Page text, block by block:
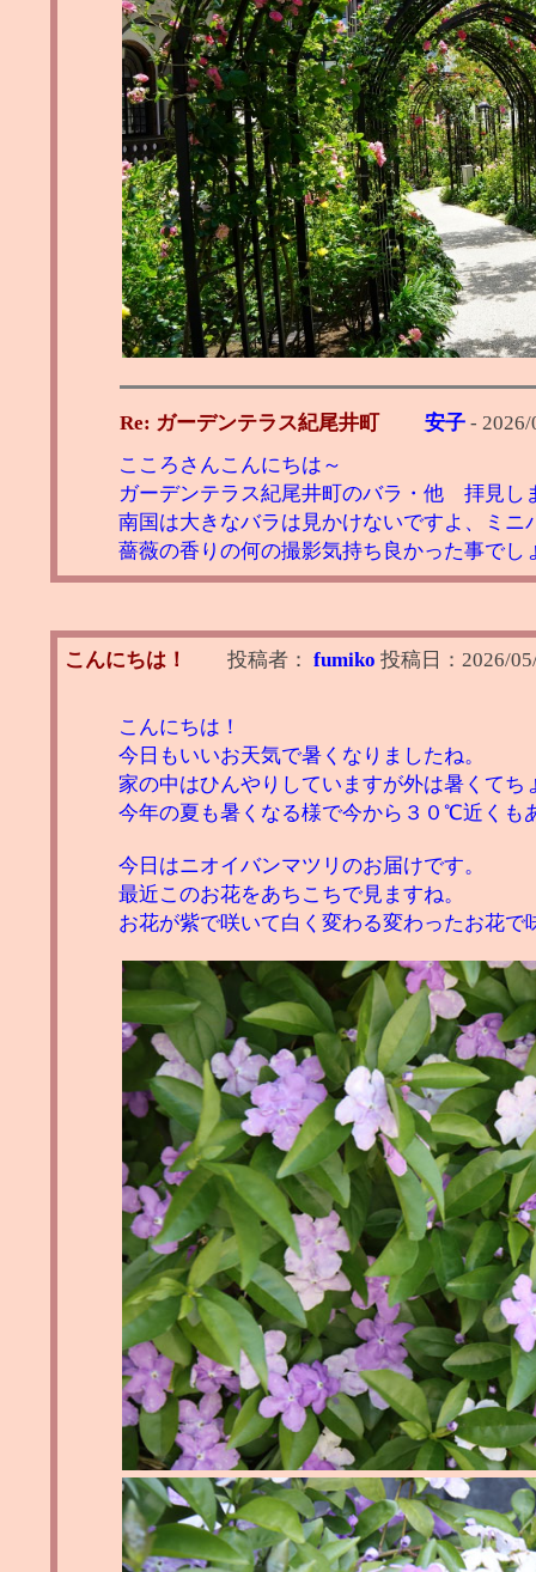
Re: ガーデンテラス紀尾井町 安子 -
こころさんこんにちは～
ガーデンテラス紀尾井町のバラ・他 拝見し
南国は大きなバラは見かけないですよ、ミニ
薔薇の香りの何の撮影気持ち良かった事でし
こんにちは！ 投稿者： fumiko 投稿日： 2026/
こんにちは！
今日もいいお天気で暑くなりましたね。
家の中はひんやりしていますが外は暑くて
今年の夏も暑くなる様で今から３０℃近くも
今日はニオイバンマツリのお届けです。
最近このお花をあちこちで見ますね。
お花が紫で咲いて白く変わる変わったお花で